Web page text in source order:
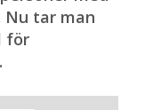
Nu tar man
för